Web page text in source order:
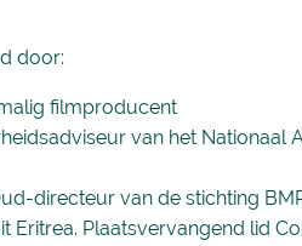
door:
filmproducent
van het Nationaal
directeur van de stichting
Eritrea. Plaatsvervangend lid